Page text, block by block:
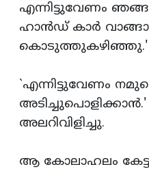
എന്നിട്ടുവേണം
ഹാന്‍ഡ്‌ കാര്‍
കൊടുത്തുകഴിഞ്ഞു.'
`എന്നിട്ടുവേണം
അലറിവിളിച്ചു.
ആ കോലാഹലം